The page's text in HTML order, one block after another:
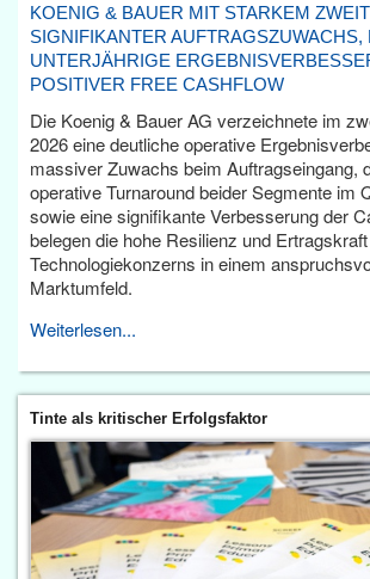
KOENIG & BAUER MIT STARKEM
SIGNIFIKANTER AUFTRAGSZUWACHS,
UNTERJÄHRIGE
POSITIVER FREE CASHFLOW
Die Koenig & Bauer AG verzeichnete im
2026 eine deutliche operative
massiver Zuwachs beim Auftragseingang,
operative Turnaround beider Segmente im
sowie eine signifikante Verbesserung der
belegen die hohe Resilienz und
Technologiekonzerns in einem
Marktumfeld.
Weiterlesen...
Tinte als kritischer Erfolgsfaktor